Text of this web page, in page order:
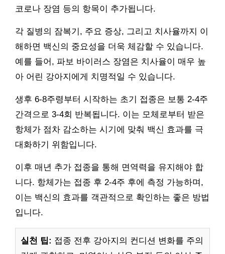
코로나 장염 등의 항목이 추가됩니다.
각 질병의 잠복기, 주요 증상, 그리고 치사율까지 이
해하면 백신의 중요성을 더욱 체감할 수 있습니다.
예를 들어, 파보 바이러스 장염은 치사율이 매우 높
아 어린 강아지에게 치명적일 수 있습니다.
생후 6-8주령부터 시작하는 초기 접종은 보통 2-4주
간격으로 3-4회 반복됩니다. 이는 모체로부터 받은
항체가 점차 감소하는 시기에 맞춰 백신 효과를 극
대화하기 위함입니다.
이후 매년 추가 접종을 통해 면역력을 유지해야 합
니다. 항체가는 접종 후 2-4주 후에 측정 가능하며,
이는 백신의 효과를 객관적으로 확인하는 좋은 방법
입니다.
실천 팁: 접종 전후 강아지의 컨디션 변화를 주의